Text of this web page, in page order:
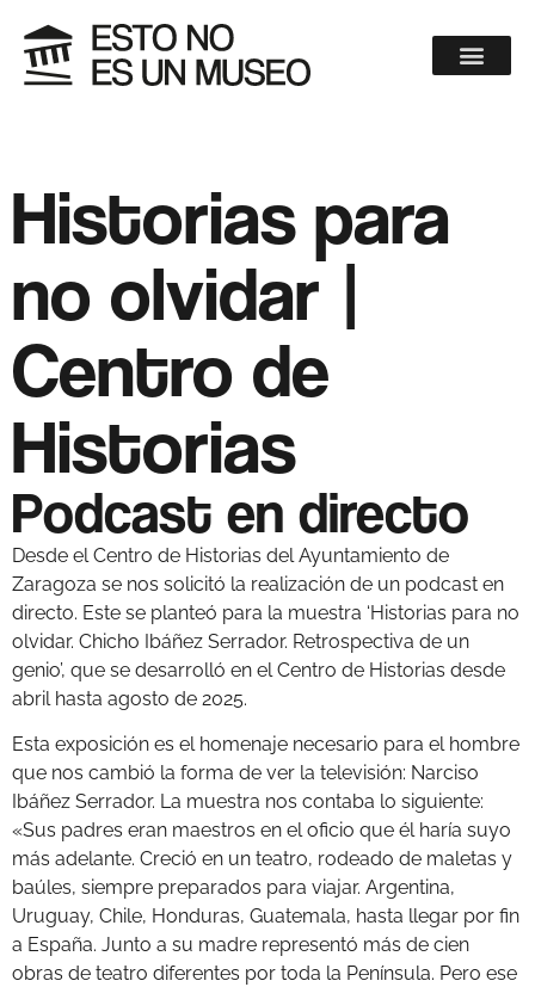
Historias para
no olvidar |
Centro de
Historias
Podcast en directo
Desde el Centro de Historias del Ayuntamiento de
Zaragoza se nos solicitó la realización de un podcast en
directo. Este se planteó para la muestra ‘Historias para no
olvidar. Chicho Ibáñez Serrador. Retrospectiva de un
genio’, que se desarrolló en el Centro de Historias desde
abril hasta agosto de 2025.
Esta exposición es el homenaje necesario para el hombre
que nos cambió la forma de ver la televisión: Narciso
Ibáñez Serrador. La muestra nos contaba lo siguiente:
«Sus padres eran maestros en el oficio que él haría suyo
más adelante. Creció en un teatro, rodeado de maletas y
baúles, siempre preparados para viajar. Argentina,
Uruguay, Chile, Honduras, Guatemala, hasta llegar por fin
a España. Junto a su madre representó más de cien
obras de teatro diferentes por toda la Península. Pero ese